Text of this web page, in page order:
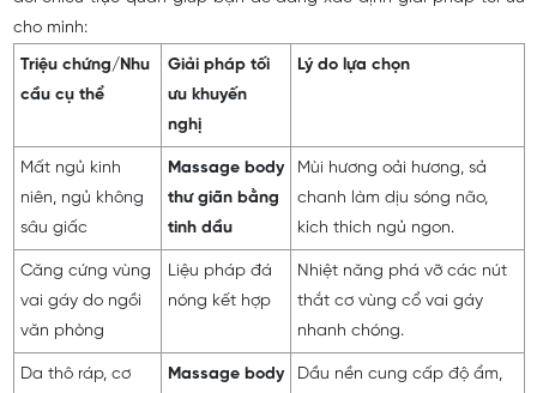
cho mình:
Triệu chứng/Nhu
cầu cụ thể
Giải pháp tối
ưu khuyến
nghị
Lý do lựa chọn
Mất ngủ kinh
niên, ngủ không
sâu giấc
Massage body
thư giãn bằng
tinh dầu
Mùi hương oải hương, sả
chanh làm dịu sóng não,
kích thích ngủ ngon.
Căng cứng vùng
vai gáy do ngồi
văn phòng
Liệu pháp đá
nóng kết hợp
Nhiệt năng phá vỡ các nút
thắt cơ vùng cổ vai gáy
nhanh chóng.
Da thô ráp, cơ
Massage body
Dầu nền cung cấp độ ẩm,